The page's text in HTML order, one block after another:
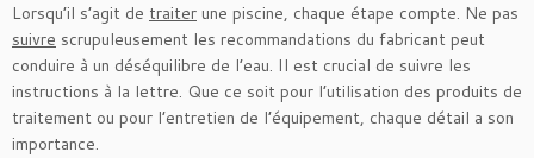
Lorsqu’il s’agit de traiter une piscine, chaque étape compte. Ne pas
suivre scrupuleusement les recommandations du fabricant peut
conduire à un déséquilibre de l’eau. Il est crucial de suivre les
instructions à la lettre. Que ce soit pour l’utilisation des produits de
traitement ou pour l’entretien de l’équipement, chaque détail a son
importance.